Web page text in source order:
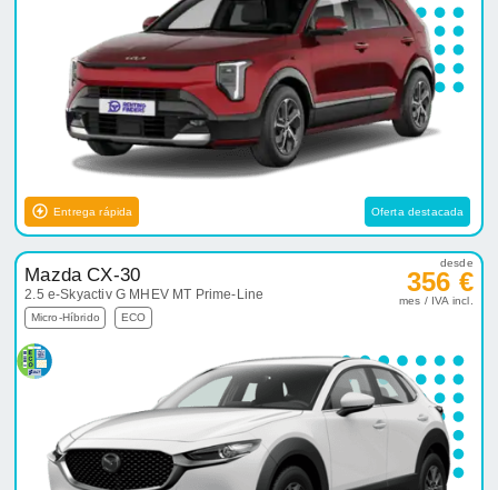
Entrega rápida Oferta destacada
Mazda CX-30
2.5 e-Skyactiv G MHEV MT Prime-Line
Micro-Híbrido ECO
desde
356 €
mes / IVA incl.